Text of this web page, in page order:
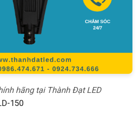
hãng tại Thành Đạt LED
150